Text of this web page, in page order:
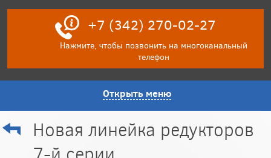
+7 (342) 270-02-27
Нажмите, чтобы позвонить на многоканальный
телефон
Открыть меню
Новая линейка редукторов
7-й серии